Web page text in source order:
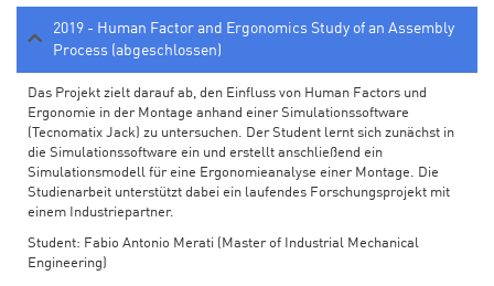
2019 - Human Factor and Ergonomics Study of an Assembly
Process (abgeschlossen)
Das Projekt zielt darauf ab, den Einfluss von Human Factors und
Ergonomie in der Montage anhand einer Simulationssoftware
(Tecnomatix Jack) zu untersuchen. Der Student lernt sich zunächst in
die Simulationssoftware ein und erstellt anschließend ein
Simulationsmodell für eine Ergonomieanalyse einer Montage. Die
Studienarbeit unterstützt dabei ein laufendes Forschungsprojekt mit
einem Industriepartner.
Student: Fabio Antonio Merati (Master of Industrial Mechanical
Engineering)